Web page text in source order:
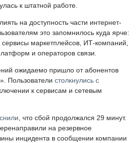
к штатной работе.
на доступность части интернет-
это запомнилось куда ярче:
маркетплейсов, ИТ-компаний,
и операторов связи.
ожидаемо пришло от абонентов
Пользователи столкнулись с
к сервисам и сетевым
, что сбой продолжался 29 минут.
на резервное
инцидента в сообщении компании